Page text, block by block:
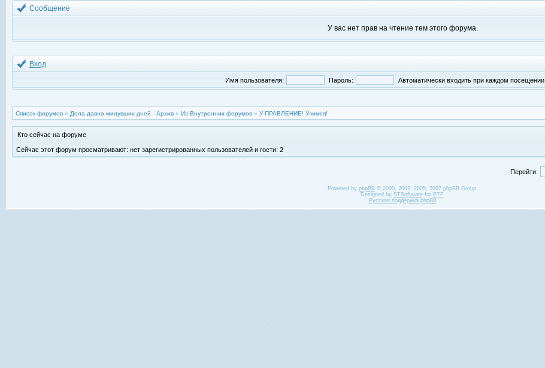
Сообщение
У вас нет прав на чтение тем этого форума.
Вход
Имя пользователя: Пароль: Автоматически входить при каждом посещении
Список форумов » Дела давно минувших дней - Архив » Из Внутренних форумов » У-ПРАВЛЕНИЕ! Учимся!
Кто сейчас на форуме
Сейчас этот форум просматривают: нет зарегистрированных пользователей и гости: 2
Перейти:
Powered by phpBB© 2000, 2002, 2005, 2007 phpBB Group.
Designed by STSoftwarefor PTF.
Русская поддержка phpBB